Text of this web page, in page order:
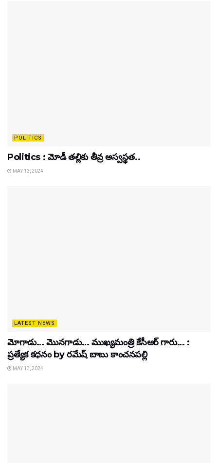
POLITICS
Politics : మోడీ తల్లికు తీవ్ర అస్వస్థత..
MAY 13, 2024
LATEST NEWS
మోగాడు… మొనగాడు… ముఖ్యమంత్రి కేసీఆర్ గారు… :
ప్రత్యేక కధనం by రమేష్ బాబు కాంచనపల్లి
MAY 13, 2024